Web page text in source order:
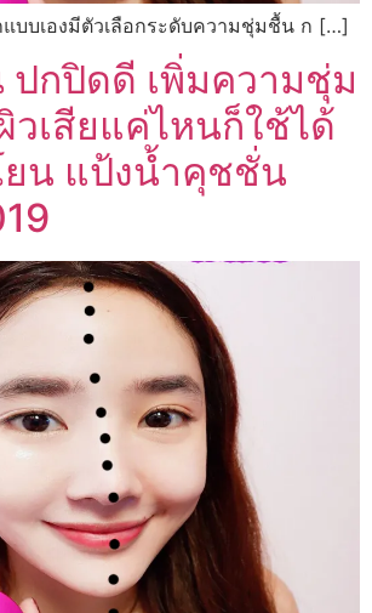
บบเองมีตัวเลือกระดับความชุ่มชื้น ก […]
ปกปิดดี เพิ่มความชุ่ม
วเสียแค่ไหนก็ใช้ได้
น แป้งน้ำคุชชั่น